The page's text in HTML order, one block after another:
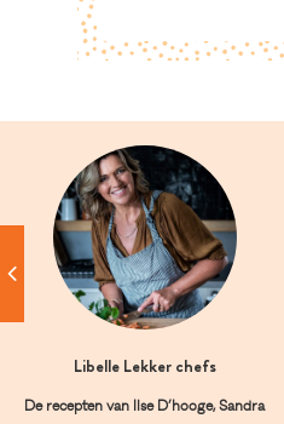
Libelle Lekker chefs
De recepten van Ilse D’hooge, Sandra